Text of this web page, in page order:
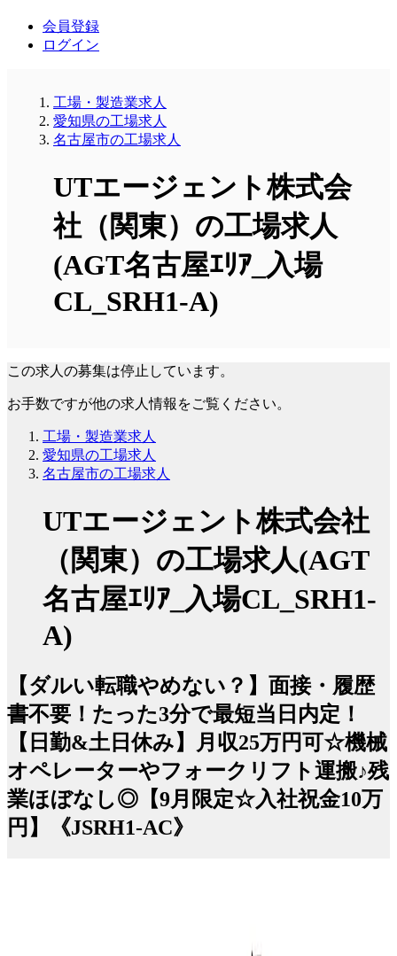
会員登録
ログイン
工場・製造業求人
愛知県の工場求人
名古屋市の工場求人
UTエージェント株式会
社（関東）の工場求人
(AGT名古屋ｴﾘｱ_入場
CL_SRH1-A)
この求人の募集は停止しています。
お手数ですが他の求人情報をご覧ください。
工場・製造業求人
愛知県の工場求人
名古屋市の工場求人
UTエージェント株式会社
（関東）の工場求人(AGT
名古屋ｴﾘｱ_入場CL_SRH1-
A)
【ダルい転職やめない？】面接・履歴
書不要！たった3分で最短当日内定！
【日勤&土日休み】月収25万円可☆機械
オペレーターやフォークリフト運搬♪残
業ほぼなし◎【9月限定☆入社祝金10万
円】《JSRH1-AC》